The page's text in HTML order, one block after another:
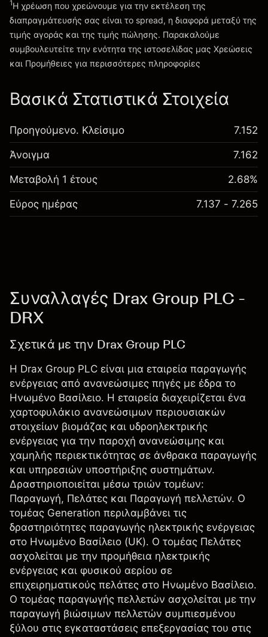
Πηγαίνετε στην πλατφόρμα
Χρεώσεις και Τέλη
1Η χρέωση που χρεώνουμε για την εκτέλεση της
διαπραγμάτευσής σας είναι το spread, η διαφορά μεταξύ της
τιμής αγοράς και της τιμής πώλησης. Παρακαλούμε
συμβουλευτείτε την ενότητα της ιστοσελίδας μας Χρεώσεις
και Προμήθειες για περισσότερες πληροφορίες
Βασικά Στατιστικά Στοιχεία
Προηγούμενο. Κλείσιμο 7.152
Άνοιγμα 7.162
Μεταβολή 1 έτους 2.68%
Εύρος ημέρας 7.137 - 7.265
Συναλλαγές Drax Group PLC -
DRX
Σχετικά με την Drax Group PLC
Η Drax Group PLC είναι μια εταιρεία παραγωγής
ενέργειας από ανανεώσιμες πηγές με έδρα το
Ηνωμένο Βασίλειο. Η εταιρεία διαχειρίζεται ένα
χαρτοφυλάκιο ανανεώσιμων περιουσιακών
στοιχείων βιομάζας και υδροηλεκτρικής
ενέργειας για την παροχή ανανεώσιμης και
χαμηλής περιεκτικότητας σε άνθρακα παραγωγής
και υπηρεσιών υποστήριξης συστημάτων.
Δραστηριοποιείται μέσω τριών τομέων:
Παραγωγή, Πελάτες και Παραγωγή πελλετών. Ο
τομέας Generation περιλαμβάνει τις
δραστηριότητες παραγωγής ηλεκτρικής ενέργειας
στο Ηνωμένο Βασίλειο (UK). Ο τομέας Πελάτες
ασχολείται με την προμήθεια ηλεκτρικής
ενέργειας και φυσικού αερίου σε
επιχειρηματικούς πελάτες στο Ηνωμένο Βασίλειο.
Ο τομέας παραγωγής πελλετών ασχολείται με την
παραγωγή βιώσιμων πελλετών συμπιεσμένου
ξύλου στις εγκαταστάσεις επεξεργασίας του στις